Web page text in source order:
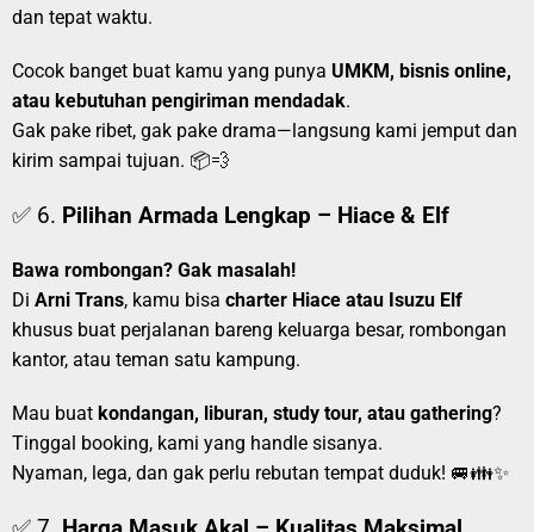
dan tepat waktu.
Cocok banget buat kamu yang punya UMKM, bisnis online,
atau kebutuhan pengiriman mendadak.
Gak pake ribet, gak pake drama—langsung kami jemput dan
kirim sampai tujuan. 📦💨
✅ 6. Pilihan Armada Lengkap – Hiace & Elf
Bawa rombongan? Gak masalah!
Di Arni Trans, kamu bisa charter Hiace atau Isuzu Elf
khusus buat perjalanan bareng keluarga besar, rombongan
kantor, atau teman satu kampung.
Mau buat kondangan, liburan, study tour, atau gathering?
Tinggal booking, kami yang handle sisanya.
Nyaman, lega, dan gak perlu rebutan tempat duduk! 🚐👪✨